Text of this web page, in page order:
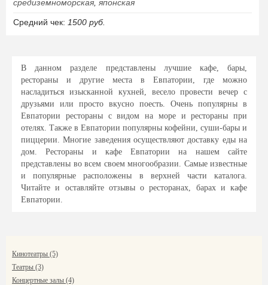
средиземноморская японская
Средний чек: 1500 руб.
В данном разделе представлены лучшие кафе, бары,
рестораны и другие места в Евпатории, где можно
насладиться изысканной кухней, весело провести вечер с
друзьями или просто вкусно поесть. Очень популярны в
Евпатории рестораны с видом на море и рестораны при
отелях. Также в Евпатории популярны кофейни, суши-бары и
пиццерии. Многие заведения осуществляют доставку еды на
дом. Рестораны и кафе Евпатории на нашем сайте
представлены во всем своем многообразии. Самые известные
и популярные расположены в верхней части каталога.
Читайте и оставляйте отзывы о ресторанах, барах и кафе
Евпатории.
Кинотеатры (5)
Театры (3)
Концертные залы (4)